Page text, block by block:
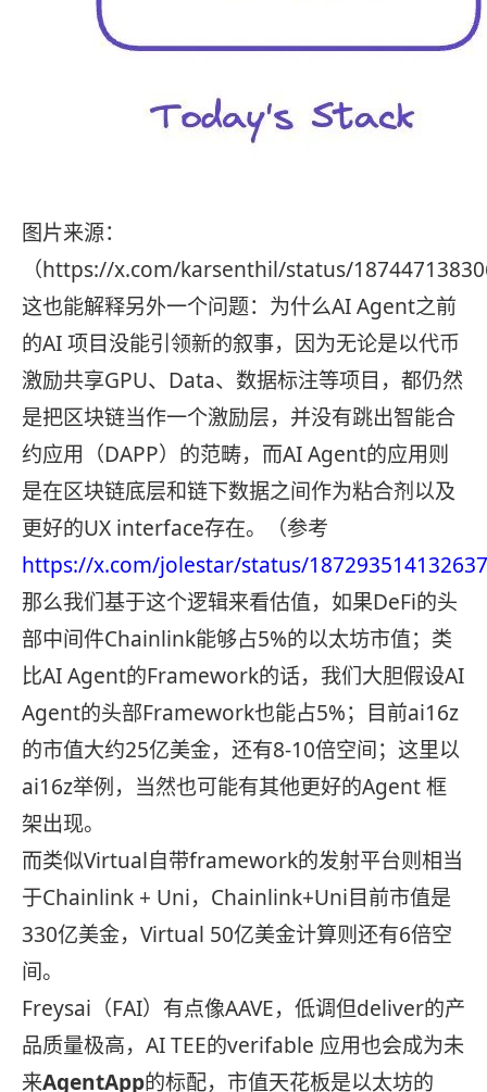
图片来源：
（https://x.com/karsenthil/status/
这也能解释另外一个问题：为什么AI Agent之前
的AI 项目没能引领新的叙事，因为无论是以代币
激励共享GPU、Data、数据标注等项目，都仍然
是把区块链当作一个激励层，并没有跳出智能合
约应用（DAPP）的范畴，而AI Agent的应用则
是在区块链底层和链下数据之间作为粘合剂以及
更好的UX interface存在。（参考
https://x.com/jolestar/status/
那么我们基于这个逻辑来看估值，如果DeFi的头
部中间件Chainlink能够占5%的以太坊市值；类
比AI Agent的Framework的话，我们大胆假设AI
Agent的头部Framework也能占5%；目前ai16z
的市值大约25亿美金，还有8-10倍空间；这里以
ai16z举例，当然也可能有其他更好的Agent 框
架出现。
而类似Virtual自带framework的发射平台则相当
于Chainlink + Uni，Chainlink+Uni目前市值是
330亿美金，Virtual 50亿美金计算则还有6倍空
间。
Freysai（FAI）有点像AAVE，低调但deliver的产
品质量极高，AI TEE的verifable 应用也会成为未
来AgentApp的标配，市值天花板是以太坊的